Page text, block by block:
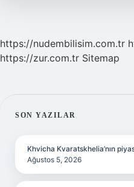
https://nudembilisim.com.tr
https://zur.com.tr Sitemap
SIDEBAR
SON YAZILAR
Khvicha Kvaratskhelia’nın
Ağustos 5, 2026